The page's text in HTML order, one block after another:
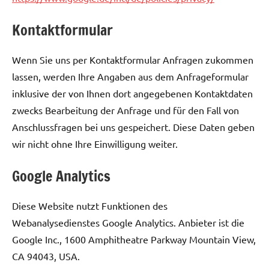
Kontaktformular
Wenn Sie uns per Kontaktformular Anfragen zukommen
lassen, werden Ihre Angaben aus dem Anfrageformular
inklusive der von Ihnen dort angegebenen Kontaktdaten
zwecks Bearbeitung der Anfrage und für den Fall von
Anschlussfragen bei uns gespeichert. Diese Daten geben
wir nicht ohne Ihre Einwilligung weiter.
Google Analytics
Diese Website nutzt Funktionen des
Webanalysedienstes Google Analytics. Anbieter ist die
Google Inc., 1600 Amphitheatre Parkway Mountain View,
CA 94043, USA.